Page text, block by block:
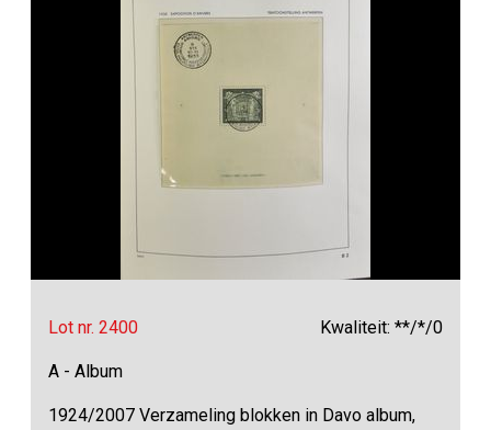
Lot nr. 2400 Kwaliteit: **/*/0
A - Album
1924/2007 Verzameling blokken in Davo album,